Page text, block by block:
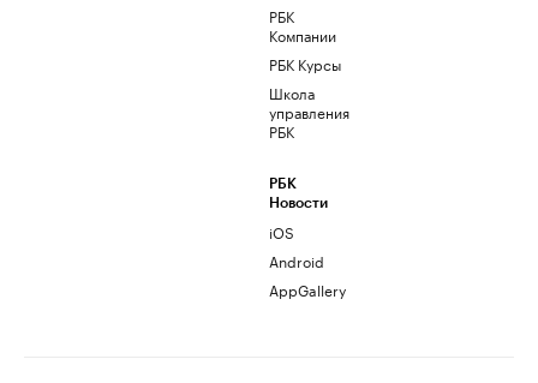
РБК
Компании
РБК Курсы
Школа
управления
РБК
РБК
Новости
iOS
Android
AppGallery